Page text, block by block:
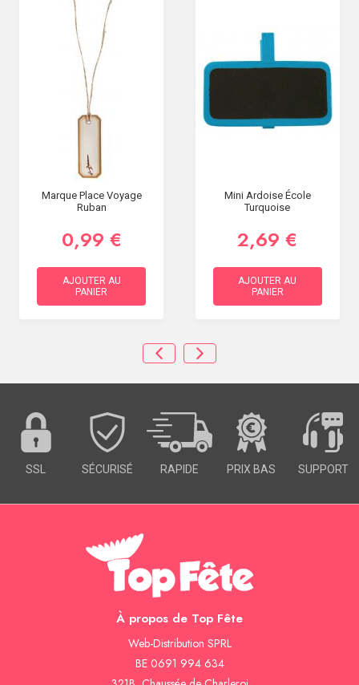
Marque Place Voyage
Ruban
0,99 €
AJOUTER AU
PANIER
Mini Ardoise École
Turquoise
2,69 €
AJOUTER AU
PANIER
SSL SÉCURISÉ RAPIDE PRIX BAS SUPPORT
À propos de Top Fête
Web-Distribution SPRL
BE 0691 994 634